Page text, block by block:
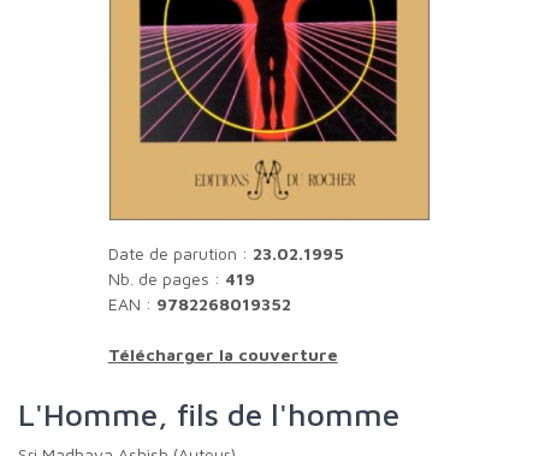
Date de parution : 23.02.1995
Nb. de pages : 419
EAN : 9782268019352
Télécharger la couverture
L'Homme, fils de l'homme